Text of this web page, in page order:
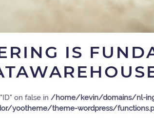
IS
on false in /home/kevin/domains/nl-
yootheme/theme-wordpress/